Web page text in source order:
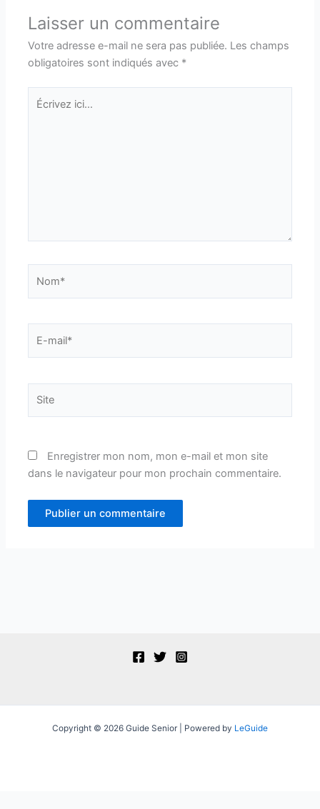
Laisser un commentaire
Votre adresse e-mail ne sera pas publiée. Les champs
obligatoires sont indiqués avec *
Écrivez
ici…
mail*
Enregistrer mon nom, mon e-mail et mon site
dans le navigateur pour mon prochain commentaire.
Copyright © 2026 Guide Senior | Powered by LeGuide